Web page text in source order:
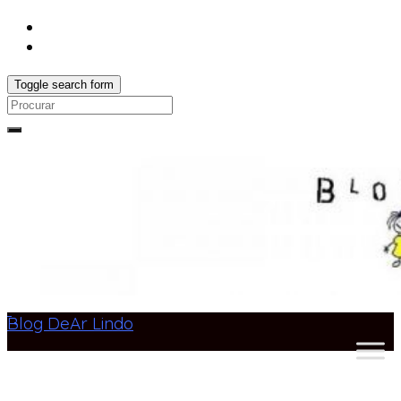
Toggle search form
Search
Blog DeAr Lindo